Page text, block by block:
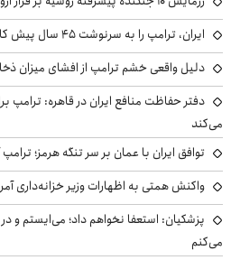
ایران، ترامپ را به سرنوشت ۴۵ سال پیش کارتر دچار می‌کند
دلیل واقعی خشم ترامپ از افشای میزان
دفتر حفاظت منافع ایران در قاهره: ترامپ
می‌کند
توافق ایران با عمان بر سر تنگه هرمز؛
واکنش همتی به اظهارات وزیر خزانه‌داری
پزشکیان: استعفا نخواهم داد؛ می‌ایستم و
می‌کنم